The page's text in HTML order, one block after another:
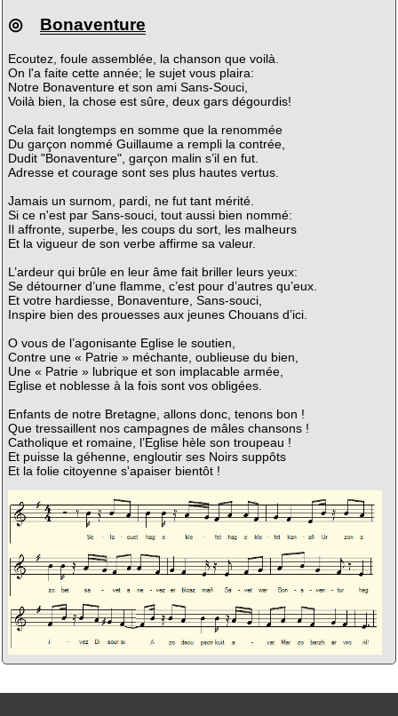
◎ Bonaventure
Ecoutez, foule assemblée, la chanson que voilà.
On l'a faite cette année; le sujet vous plaira:
Notre Bonaventure et son ami Sans-Souci,
Voilà bien, la chose est sûre, deux gars dégourdis!
Cela fait longtemps en somme que la renommée
Du garçon nommé Guillaume a rempli la contrée,
Dudit "Bonaventure", garçon malin s’il en fut.
Adresse et courage sont ses plus hautes vertus.
Jamais un surnom, pardi, ne fut tant mérité.
Si ce n'est par Sans-souci, tout aussi bien nommé:
Il affronte, superbe, les coups du sort, les malheurs
Et la vigueur de son verbe affirme sa valeur.
L’ardeur qui brûle en leur âme fait briller leurs yeux:
Se détourner d’une flamme, c’est pour d’autres qu’eux.
Et votre hardiesse, Bonaventure, Sans-souci,
Inspire bien des prouesses aux jeunes Chouans d’ici.
O vous de l’agonisante Eglise le soutien,
Contre une « Patrie » méchante, oublieuse du bien,
Une « Patrie » lubrique et son implacable armée,
Eglise et noblesse à la fois sont vos obligées.
Enfants de notre Bretagne, allons donc, tenons bon !
Que tressaillent nos campagnes de mâles chansons !
Catholique et romaine, l’Eglise hèle son troupeau !
Et puisse la géhenne, engloutir ses Noirs suppôts
Et la folie citoyenne s'apaiser bientôt !